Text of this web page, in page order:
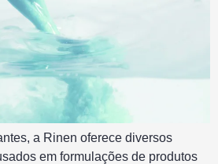
a Rinen oferece diversos
em formulações de produtos